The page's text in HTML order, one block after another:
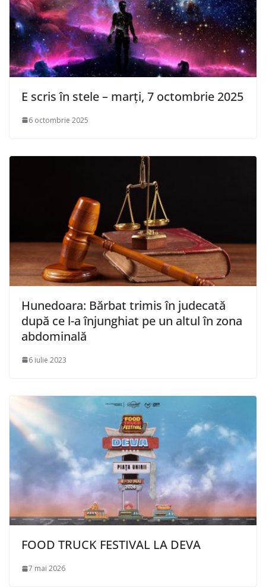
E scris în stele – marți, 7 octombrie 2025
6 octombrie 2025
Hunedoara: Bărbat trimis în judecată
după ce l-a înjunghiat pe un altul în zona
abdominală
6 iulie 2023
FOOD TRUCK FESTIVAL LA DEVA
7 mai 2026